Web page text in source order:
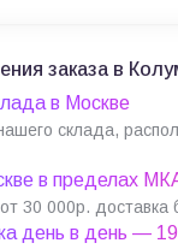
заказа в
в Москве
склада,
в пределах
30 000р. доставка
день в день —